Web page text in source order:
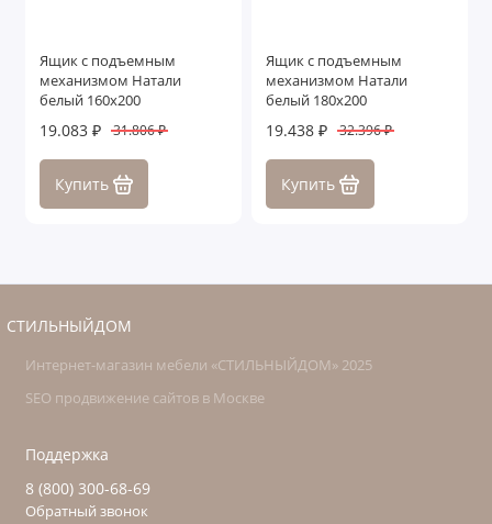
Ящик с подъемным
механизмом Натали
белый 160х200
19.083 ₽ 31.806 ₽
Купить
Ящик с подъемным
механизмом Натали
белый 180х200
19.438 ₽ 32.396 ₽
Купить
СТИЛЬНЫЙДОМ
Интернет-магазин мебели «СТИЛЬНЫЙДОМ» 2025
SEO продвижение сайтов в Москве
Поддержка
8 (800) 300-68-69
Обратный звонок